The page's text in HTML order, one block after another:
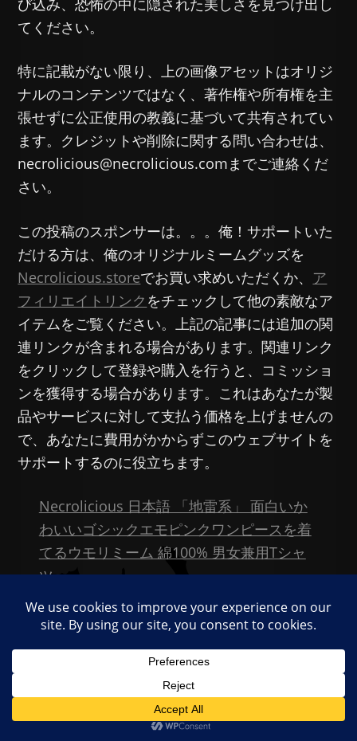
てください。
特に記載がない限り、上の画像アセットはオリジ
ナルのコンテンツではなく、著作権や所有権を主
張せずに公正使用の教義に基づいて共有されてい
ます。クレジットや削除に関する問い合わせは、
necrolicious@necrolicious.comまでご連絡くだ
さい。
この投稿のスポンサーは。。。俺！サポートいた
だける方は、俺のオリジナルミームグッズを
Necrolicious.storeでお買い求めいただくか、 ア
フィリエイトリンク をチェックして他の素敵なア
イテムをご覧ください。上記の記事には追加の関
連リンクが含まれる場合があります。関連リンク
をクリックして登録や購入を行うと、コミッショ
ンを獲得する場合があります。これはあなたが製
品やサービスに対して支払う価格を上げませんの
で、あなたに費用がかからずこのウェブサイトを
サポートするのに役立ちます。
Necrolicious 日本語 「地雷系」 面白いか
わいいゴシックエモピンクワンピースを着
てるウモリミーム 綿100% 男女兼用Tシャ
ツ
Share this:
X Li
e
F
c
e
R
e
d
di
T
el
e
gr
V
K
E
ai
l
C
p
y
共